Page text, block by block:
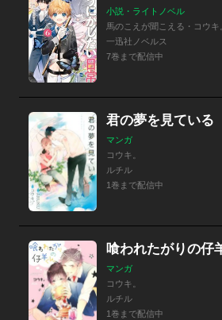
小説・ライトノベル
馬のこえが聞こえる・コウキ
一迅社ノベルス
7巻まで配信中
君の夢を見ている
マンガ
コウキ。
ルチル
1巻まで配信中
喰われたがりの仔
マンガ
コウキ。
ルチル
1巻まで配信中